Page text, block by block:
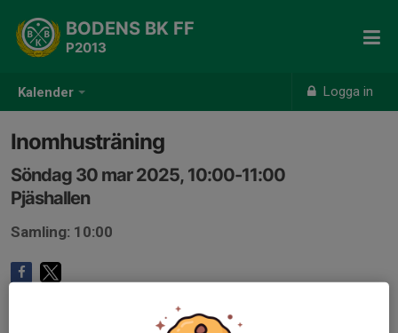
Kalender Logga in
BODENS BK FF
P2013
Inomhusträning
Söndag 30 mar 2025, 10:00-11:00
Pjäshallen
Samling: 10:00